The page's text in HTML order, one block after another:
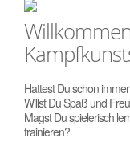
Hattest Du schon
Willst Du Spaß und
Magst Du spielerisch
trainieren?